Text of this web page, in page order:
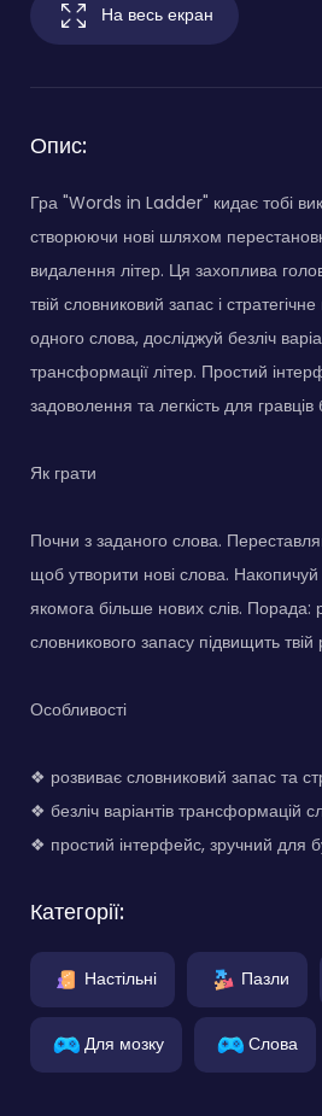
На весь екран
Опис:
Гра "Words in Ladder" кидає тобі
створюючи нові шляхом
видалення літер. Ця захоплива
твій словниковий запас і
одного слова, досліджуй безліч
трансформації літер. Простий
задоволення та легкість для гравців
Як грати
Почни з заданого слова.
щоб утворити нові слова.
якомога більше нових слів. Порада:
словникового запасу підвищить твій
Особливості
❖ розвиває словниковий запас та
❖ безліч варіантів трансформацій
❖ простий інтерфейс, зручний для
Категорії:
Настільні Пазли
Для мозку Слова